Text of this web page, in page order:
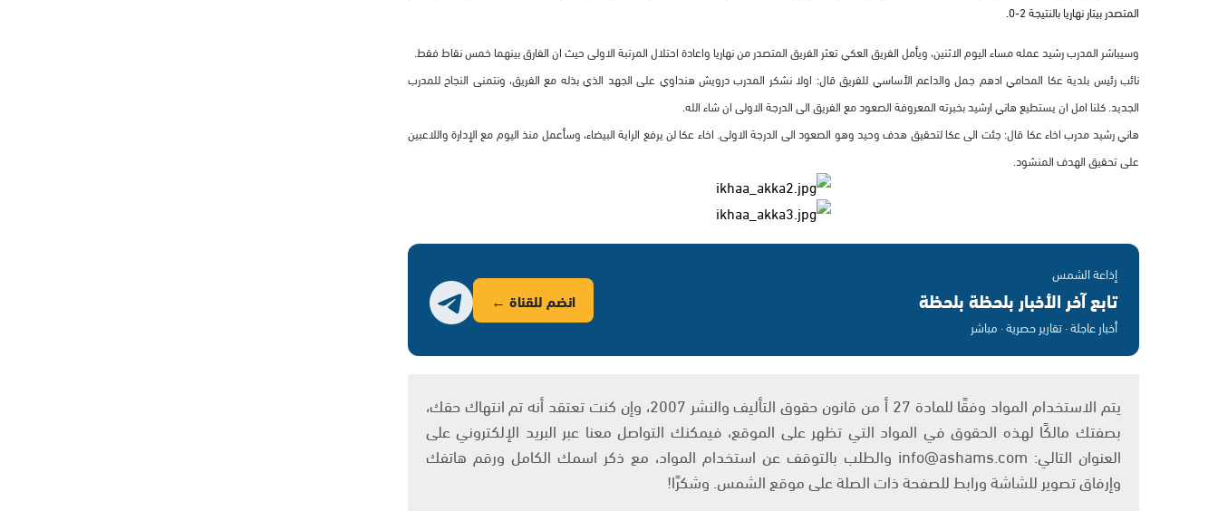
المتصدر بيتار نهاريا بالنتيجة 2-0.
وسيباشر المدرب رشيد عمله مساء اليوم الاثنين، ويأمل الفريق العكي تعثر الفريق المتصدر من نهاريا واعادة احتلال المرتبة الاولى حيث ان الفارق بينهما خمس نقاط فقط.
نائب رئيس بلدية عكا المحامي ادهم جمل والداعم الأساسي للفريق قال: اولا نشكر المدرب درويش هنداوي على الجهد الذي بذله مع الفريق، ونتمنى النجاح للمدرب
الجديد. كلنا امل ان يستطيع هاني ارشيد بخبرته المعروفة الصعود مع الفريق الى الدرجة الاولى ان شاء الله.
هاني رشيد مدرب اخاء عكا قال: جئت الى عكا لتحقيق هدف وحيد وهو الصعود الى الدرجة الاولى. اخاء عكا لن يرفع الراية البيضاء، وسأعمل منذ اليوم مع الإدارة واللاعبين
على تحقيق الهدف المنشود.
إذاعة الشمس
تابع آخر الأخبار بلحظة بلحظة
أخبار عاجلة · تقارير حصرية · مباشر
انضم للقناة ←
يتم الاستخدام المواد وفقًا للمادة 27 أ من قانون حقوق التأليف والنشر 2007، وإن كنت تعتقد أنه تم انتهاك حقك،
بصفتك مالكًا لهذه الحقوق في المواد التي تظهر على الموقع، فيمكنك التواصل معنا عبر البريد الإلكتروني على
العنوان التالي: info@ashams.com والطلب بالتوقف عن استخدام المواد، مع ذكر اسمك الكامل ورقم هاتفك
وإرفاق تصوير للشاشة ورابط للصفحة ذات الصلة على موقع الشمس. وشكرًا!